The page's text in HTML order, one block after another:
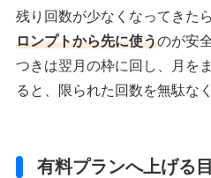
残り回数が少なくなってきた
ロンプトから先に使うのが安
つきは翌月の枠に回し、月を
ると、限られた回数を無駄な
有料プランへ上げる